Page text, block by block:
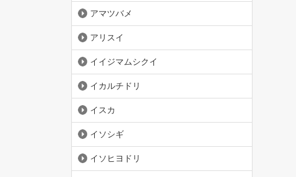
アマツバメ
アリスイ
イイジマムシクイ
イカルチドリ
イスカ
イソシギ
イソヒヨドリ